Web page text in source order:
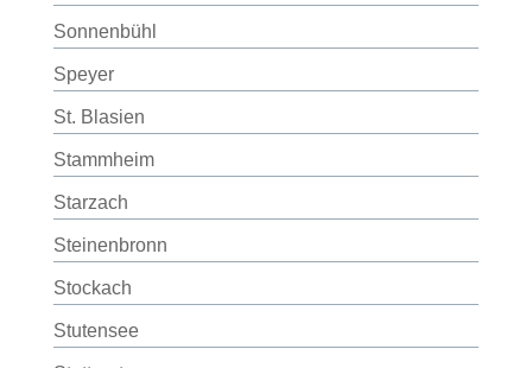
Sonnenbühl
Speyer
St. Blasien
Stammheim
Starzach
Steinenbronn
Stockach
Stutensee